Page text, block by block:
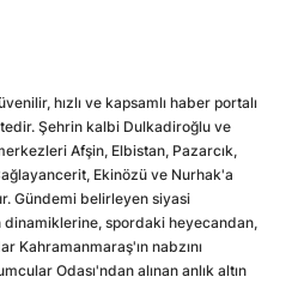
hızlı ve kapsamlı haber portalı
Şehrin kalbi Dulkadiroğlu ve
Afşin, Elbistan, Pazarcık,
Ekinözü ve Nurhak'a
Gündemi belirleyen siyasi
spordaki heyecandan,
Kahramanmaraş'ın nabzını
Odası'ndan alınan anlık altın